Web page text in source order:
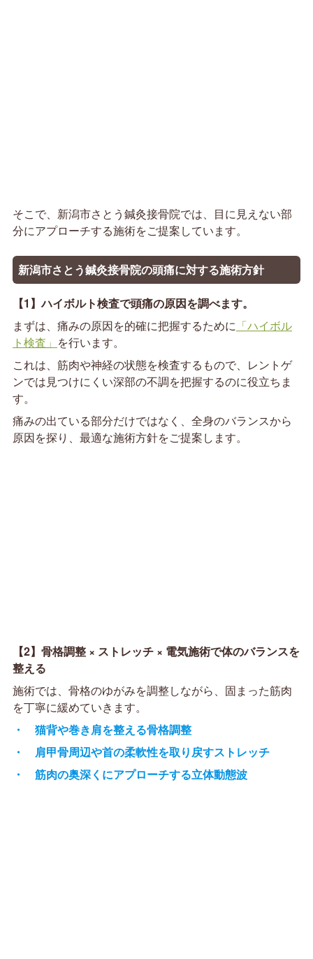
そこで、新潟市さとう鍼灸接骨院では、目に見えない部
分にアプローチする施術をご提案しています。
新潟市さとう鍼灸接骨院の頭痛に対する施術方針
【1】ハイボルト検査で頭痛の原因を調べます。
まずは、痛みの原因を的確に把握するために 「ハイボル
ト検査」 を行います。
これは、筋肉や神経の状態を検査するもので、レントゲ
ンでは見つけにくい深部の不調を把握するのに役立ちま
す。
痛みの出ている部分だけではなく、全身のバランスから
原因を探り、最適な施術方針をご提案します。
【2】骨格調整 × ストレッチ × 電気施術で体のバランスを
整える
施術では、骨格のゆがみを調整しながら、固まった筋肉
を丁寧に緩めていきます。
・ 猫背や巻き肩を整える骨格調整
・ 肩甲骨周辺や首の柔軟性を取り戻すストレッチ
・ 筋肉の奥深くにアプローチする立体動態波